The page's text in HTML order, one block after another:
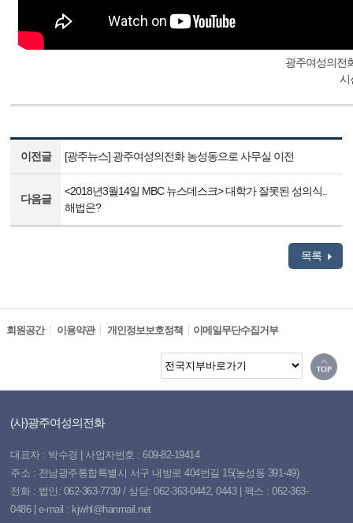
광주여성의전
시
이전글 [광주뉴스] 광주여성의전화 농성동으로 사무실 이전
다음글
<2018년3월14일 MBC 뉴스데스크> 대학가 잘못된 성의식..
해법은?
목록
회원공간 이용약관 개인정보보호정책 이메일무단수집거부
(사)광주여성의전화
대표자 : 박수경 | 사업자번호 : 609-82-19414
주소 : 전남광주통합특별시 서구 내방로 404번길 15(농성동 391-49)
전화 : 법인: 062-363-7739 / 상담: 062-363-0442, 0443 | 팩스 : 062-363-
0486 | e-mail : kjwhl@hanmail.net